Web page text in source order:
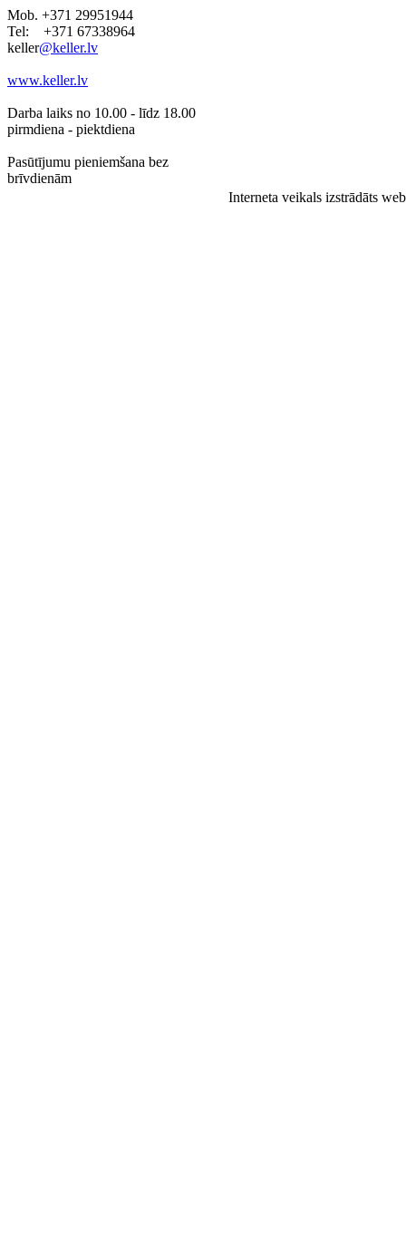
Mob. +371 29951944
Tel: +371 67338964
keller@keller.lv
www.keller.lv
Darba laiks no 10.00 - līdz 18.00
pirmdiena - piektdiena
Pasūtījumu pieniemšana bez
brīvdienām
Interneta veikals izstrādāts